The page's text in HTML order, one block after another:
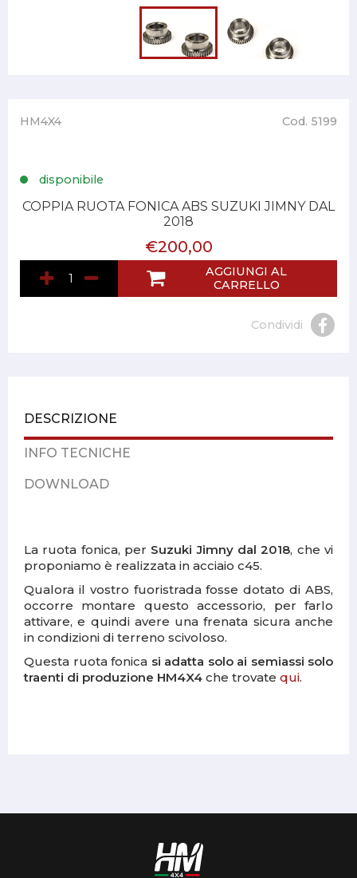
HM4X4 Cod. 5199
disponibile
COPPIA RUOTA FONICA ABS SUZUKI JIMNY DAL
2018
€200,00
AGGIUNGI AL
CARRELLO
Condividi
DESCRIZIONE
INFO TECNICHE
DOWNLOAD
La ruota fonica, per Suzuki Jimny dal 2018, che vi
proponiamo è realizzata in acciaio c45.
Qualora il vostro fuoristrada fosse dotato di ABS,
occorre montare questo accessorio, per farlo
attivare, e quindi avere una frenata sicura anche
in condizioni di terreno scivoloso.
Questa ruota fonica si adatta solo ai semiassi solo
traenti di produzione HM4X4 che trovate qui.